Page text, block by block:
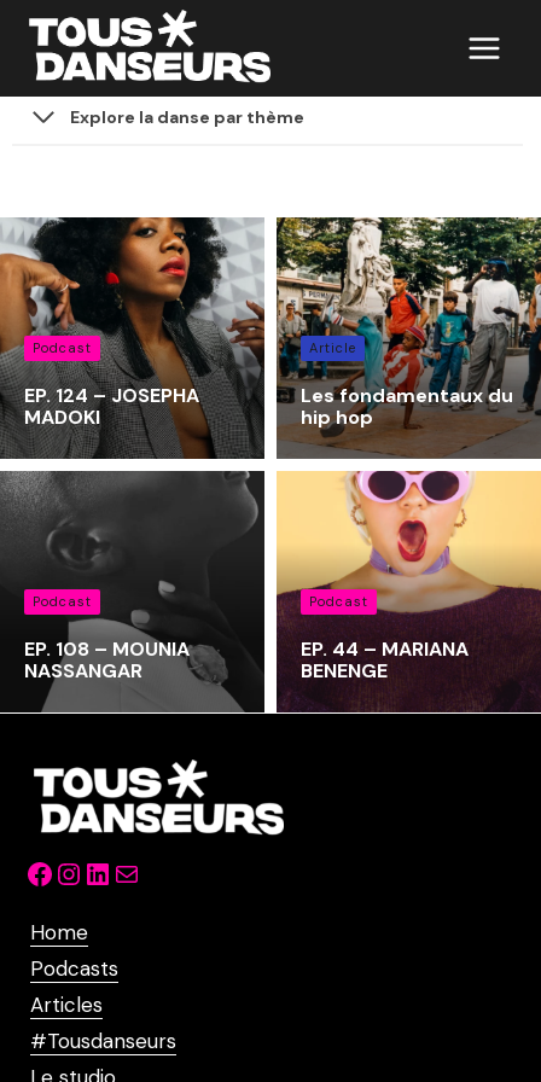
Aller
contenu
Explore la danse par thème
Podcast
EP. 124 – JOSEPHA
MADOKI
Article
Les fondamentaux du
hip hop
Podcast
EP. 108 – MOUNIA
NASSANGAR
Podcast
EP. 44 – MARIANA
BENENGE
Facebook
Instagram
LinkedIn
Mail
Home
Podcasts
Articles
#Tousdanseurs
Le studio